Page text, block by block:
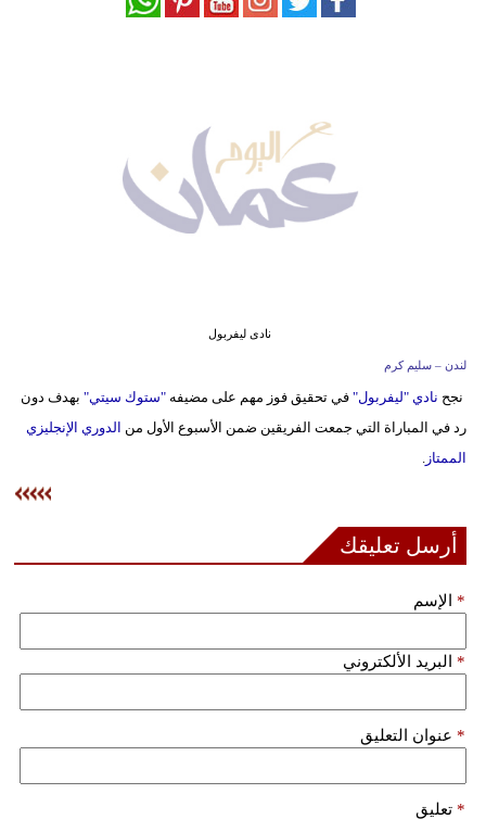
وتكنولوجيا
مدوَّنات
سيارات
نادى ليفربول
لندن – سليم كرم
نجح نادي "ليفربول" في تحقيق فوز مهم على مضيفه"ستوك سيتي" بهدف دون
رد في المباراة التي جمعت الفريقين ضمن الأسبوع الأول من الدوري الإنجليزي
الممتاز
أرسل تعليقك
الإسم *
البريد الألكتروني *
عنوان التعليق *
تعليق *